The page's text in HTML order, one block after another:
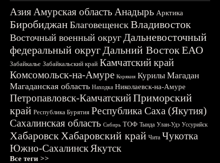
АзияАмурская область Анадырь Арктика
БиробиджанБлаговещенскВладивосток
Восточный военный округДальневосточный
федеральный округДальний ВостокЕАО
Забайкалье Забайкальский край Камчатский край
Комсомольск-на-Амуре Корякия Курилы Магадан
Магаданская область Находка Николаевск-на-Амуре
Петропавловск-КамчатскийПриморский
край Республика Бурятия Республика Саха (Якутия)
Сахалинская область Сибирь ТОФ Тында Улан-Удэ Уссурийск
ХабаровскХабаровский край Чита Чукотка
Южно-СахалинскЯкутск
Все теги >>